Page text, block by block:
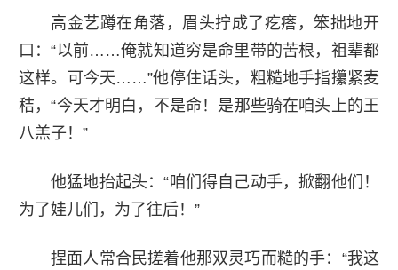
高金艺蹲在角落，眉头拧成了疙瘩，笨拙地开
口：“以前……俺就知道穷是命里带的苦根，祖辈都
这样。可今天……”他停住话头，粗糙地手指攥紧麦
秸，“今天才明白，不是命！是那些骑在咱头上的王
八羔子！”
他猛地抬起头：“咱们得自己动手，掀翻他们！
为了娃儿们，为了往后！”
捏面人常合民搓着他那双灵巧而糙的手：“我这